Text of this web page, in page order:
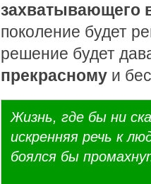
захватывающего
поколение будет
решение будет
прекрасному и
Жизнь, где бы ни
искренняя речь к
боялся бы